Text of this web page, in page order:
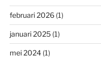
februari 2026(1)
januari 2025(1)
mei 2024(1)